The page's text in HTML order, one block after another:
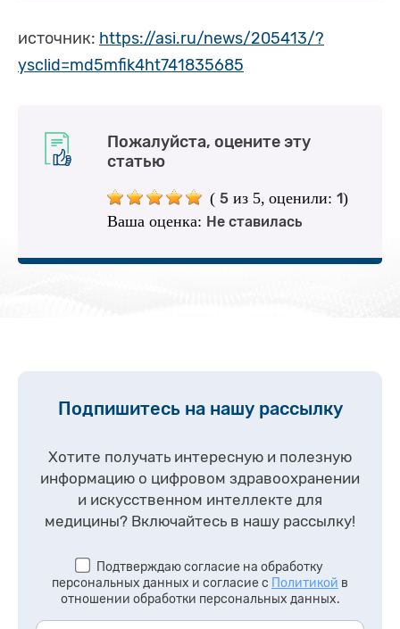
источник: https://asi.ru/news/205413/?
ysclid=md5mfik4ht741835685
Пожалуйста, оцените эту
статью
( 5 из 5, оценили: 1)
Ваша оценка: Не ставилась
Подпишитесь на нашу рассылку
Хотите получать интересную и полезную
информацию о цифровом здравоохранении
и искусственном интеллекте для
медицины? Включайтесь в нашу рассылку!
Подтверждаю согласие на обработку
персональных данных и согласие с Политикой в
отношении обработки персональных данных.